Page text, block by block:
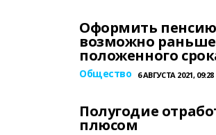
Оформить пенсию
возможно раньше
положенного
Общество 6 АВГУСТА 2021, 09:28
Полугодие
плюсом